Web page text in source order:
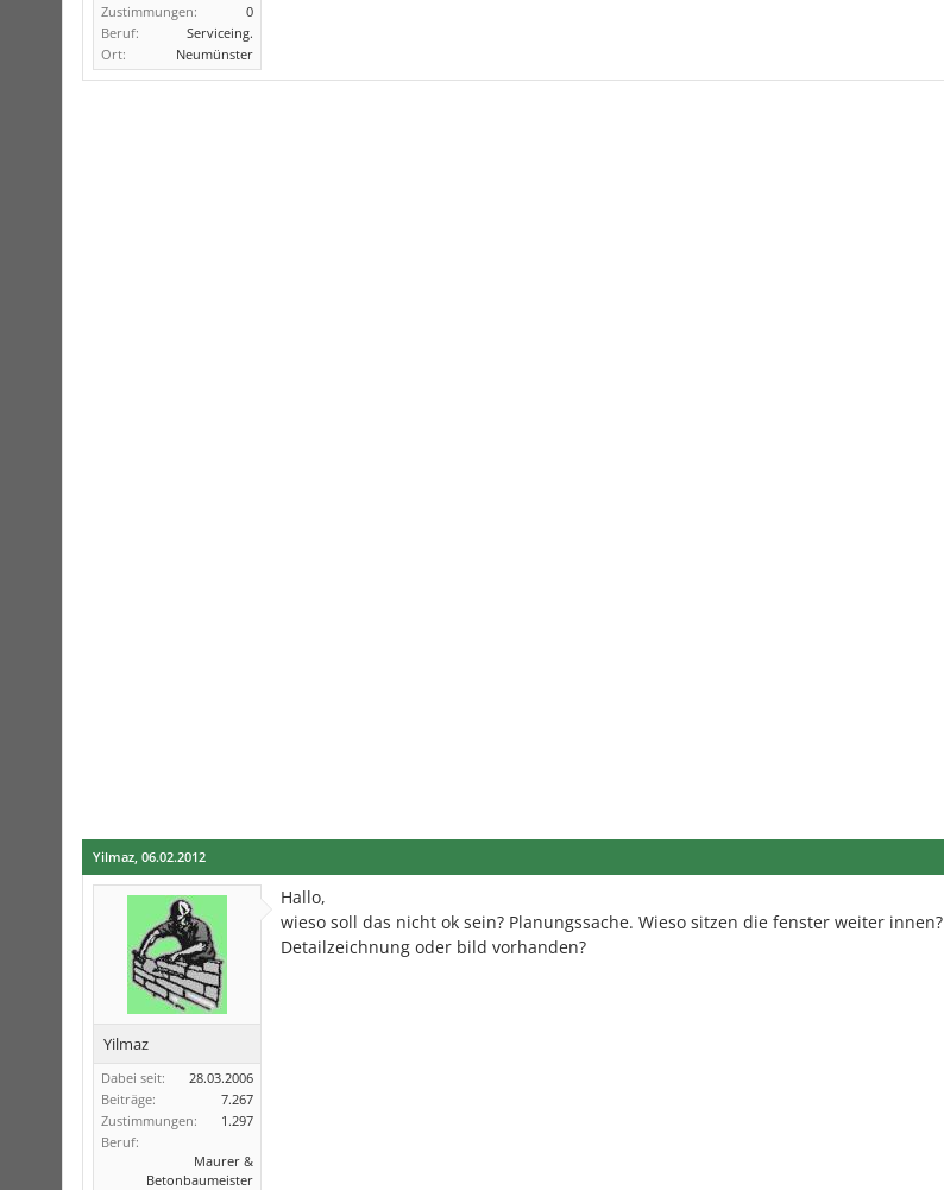
Zustimmungen:
0
Beruf:
Serviceing.
Ort:
Neumünster
Yilmaz, 06.02.2012
Yilmaz
Dabei seit:
28.03.2006
Beiträge:
7.267
Zustimmungen:
1.297
Beruf:
Maurer &
Betonbaumeister
Hallo,
wieso soll das nicht ok sein? Planungssache. Wieso sitzen die fenster weiter innen?
Detailzeichnung oder bild vorhanden?